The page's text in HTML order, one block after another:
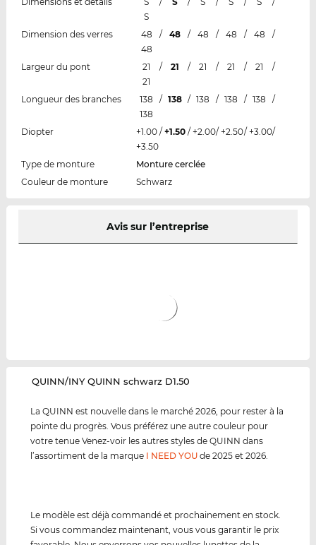
S
Dimension des verres
48 / 48 / 48 / 48 / 48
/
48
Largeur du pont
21 / 21 / 21 / 21 / 21
/
21
Longueur des branches
138 / 138 / 138 / 138 / 138
/
138
Diopter
+1.00 / +1.50 / +2.00/ +2.50/ +3.00/
+3.50
Type de monture
Monture cerclée
Couleur de monture
Schwarz
Avis sur l’entreprise
‌QUINN/INY QUINN schwarz D1.50
La QUINN est nouvelle dans le marché 2026, pour rester à la
pointe du progrès. Vous préférez une autre couleur pour
votre tenue Venez-voir les autres styles de QUINN dans
l’assortiment de la marque I NEED YOU de 2025 et 2026.
Le modèle est déjà commandé et prochainement en stock.
Si vous commandez maintenant, vous vous garantir le prix